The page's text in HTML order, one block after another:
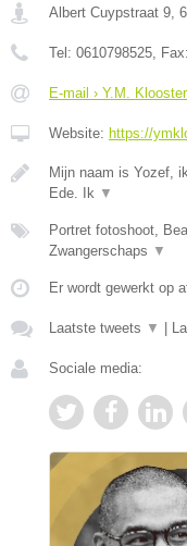
Albert Cuypstraat 9,
Tel: 0610798525, Fax:
E-mail › Y.M.
Website: https://
Mijn naam is Yozef,
Ede. Ik ▼
Portret fotoshoot,
Zwangerschaps ▼
Er wordt gewerkt op
Laatste tweets ▼
Sociale media: